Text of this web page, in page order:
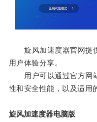
旋风加速度器官网提供
用户体验分享。
用户可以通过官方网站
性和安全性能，以及适用
旋风加速度器电脑版